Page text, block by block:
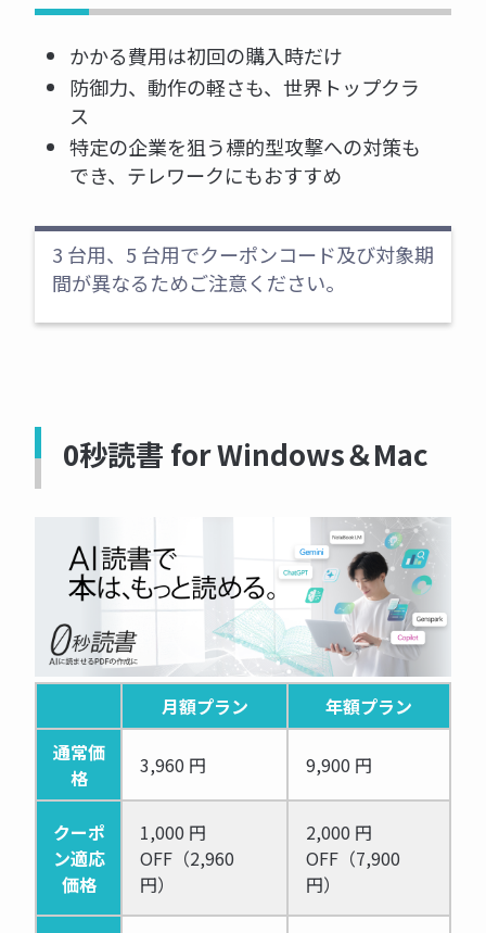
かかる費用は初回の購入時だけ
防御力、動作の軽さも、世界トップクラ
ス
特定の企業を狙う標的型攻撃への対策も
でき、テレワークにもおすすめ
3 台用、5 台用でクーポンコード及び対象期
間が異なるためご注意ください。
0秒読書 for Windows＆Mac
月額プラン
年額プラン
通常価
格
3,960 円 9,900 円
クーポ
ン適応
価格
1,000 円
OFF（2,960
円）
2,000 円
OFF（7,900
円）